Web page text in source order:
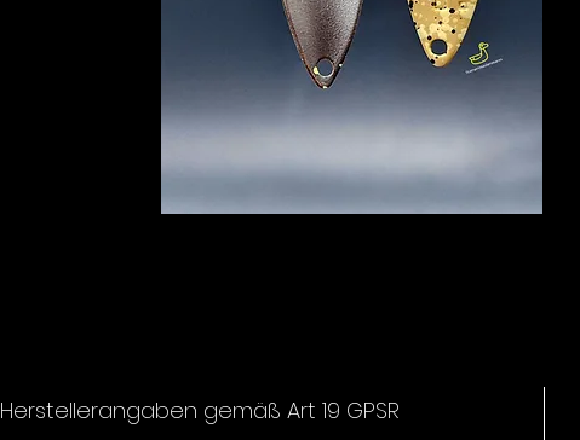
Herstellerangaben gemäß Art 19 GPSR